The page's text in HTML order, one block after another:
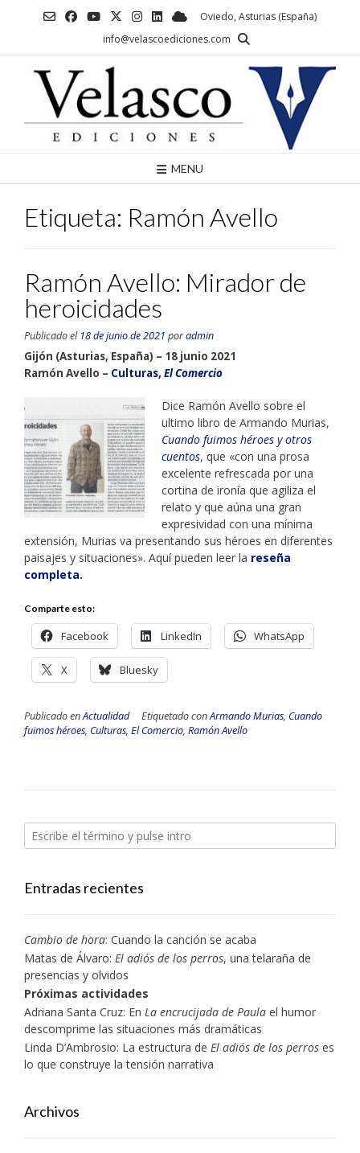
Oviedo, Asturias (España)
info@velascoediciones.com
MENU
Etiqueta: Ramón Avello
Ramón Avello: Mirador de
heroicidades
Publicado el 18 de junio de 2021 poradmin
Gijón (Asturias, España) – 18 junio 2021
Ramón Avello – Culturas, El Comercio
Dice Ramón Avello sobre el
ultimo libro de Armando Murias,
Cuando fuimos héroes y otros
cuentos, que «con una prosa
excelente refrescada por una
cortina de ironía que agiliza el
relato y que aúna una gran
expresividad con una mínima
extensión, Murias va presentando sus héroes en diferentes
paisajes y situaciones». Aquí pueden leer la reseña
completa.
Comparte esto:
Facebook LinkedIn WhatsApp
X Bluesky
Publicado enActualidad Etiquetado conArmando Murias, Cuando
fuimos héroes, Culturas, El Comercio, Ramón Avello
Entradas recientes
Cambio de hora: Cuando la canción se acaba
Matas de Álvaro: El adiós de los perros, una telaraña de
presencias y olvidos
Próximas actividades
Adriana Santa Cruz: En La encrucijada de Paula el humor
descomprime las situaciones más dramáticas
Linda D’Ambrosio: La estructura de El adiós de los perros es
lo que construye la tensión narrativa
Archivos